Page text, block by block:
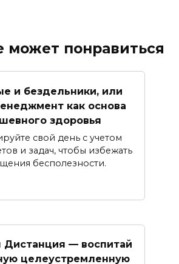
может понравиться
и бездельники, или
как основа
здоровья
свой день с учетом
и задач, чтобы избежать
бесполезности.
Дистанция — воспитай
целеустремленную